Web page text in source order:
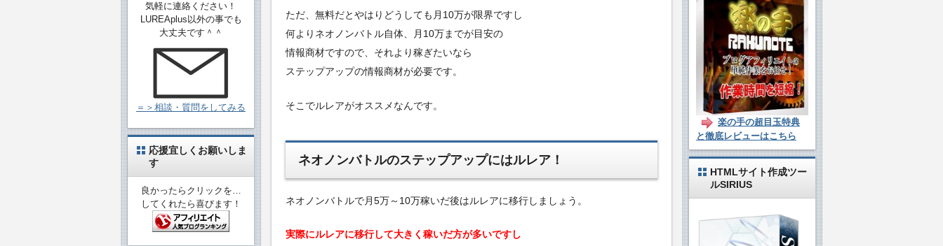
ただ、無料だとやはりどうしても月10万が限界ですし
何よりネオノンバトル自体、月10万までが目安の
情報商材ですので、それより稼ぎたいなら
ステップアップの情報商材が必要です。
そこでルレアがオススメなんです。
ネオノンバトルのステップアップにはルレア！
ネオノンバトルで月5万～10万稼いだ後はルレアに移行しましょう。
実際にルレアに移行して大きく稼いだ方が多いですし
気軽に連絡ください！
LUREAplus以外の事でも
大丈夫です＾＾
＝＞相談・質問をしてみる
応援宜しくお願いしま
す
良かったらクリックを…
してくれたら喜びます！
楽の手の超目玉特典
と徹底レビューはこちら
HTMLサイト作成ツー
ルSIRIUS